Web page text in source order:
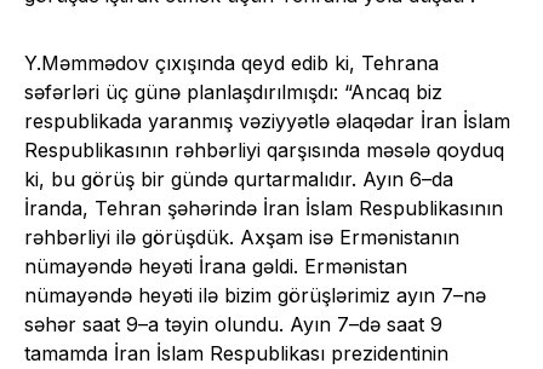
Y.Məmmədov çıxışında qeyd edib ki, Tehrana
səfərləri üç günə planlaşdırılmışdı: “Ancaq biz
respublikada yaranmış vəziyyətlə əlaqədar İran İslam
Respublikasının rəhbərliyi qarşısında məsələ qoyduq
ki, bu görüş bir gündə qurtarmalıdır. Ayın 6–da
İranda, Tehran şəhərində İran İslam Respublikasının
rəhbərliyi ilə görüşdük. Axşam isə Ermənistanın
nümayəndə heyəti İrana gəldi. Ermənistan
nümayəndə heyəti ilə bizim görüşlərimiz ayın 7–nə
səhər saat 9–a təyin olundu. Ayın 7–də saat 9
tamamda İran İslam Respublikası prezidentinin